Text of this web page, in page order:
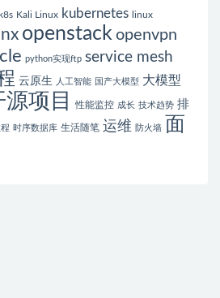
k8s Kali Linux kubernetes linux
openstack openvpn
python实现ftp service mesh
云原生 人工智能 国产大模型 大模型
源项目 性能监控 成长 技术趋势 排
时序数据库 生活随笔 运维 防火墙 面